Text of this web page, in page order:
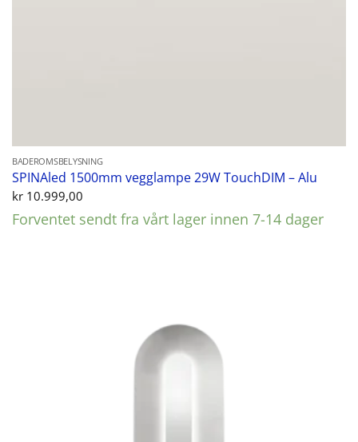
BADEROMSBELYSNING
SPINAled 1500mm vegglampe 29W TouchDIM – Alu
kr10.999,00
Forventet sendt fra vårt lager innen 7-14 dager